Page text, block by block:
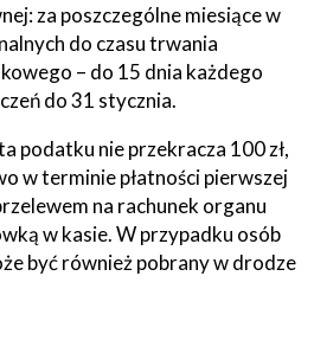
za poszczególne miesiące w
do czasu trwania
– do 15 dnia każdego
do 31 stycznia.
podatku nie przekracza 100 zł,
w terminie płatności pierwszej
na rachunek organu
w kasie. W przypadku osób
być również pobrany w drodze